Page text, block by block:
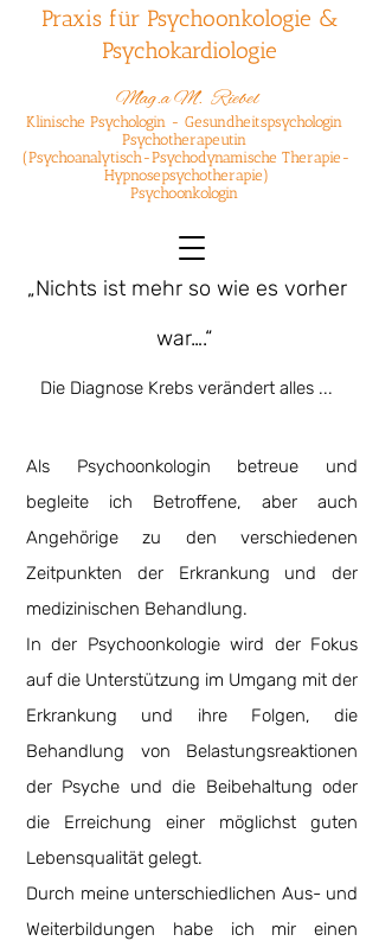
Praxis für Psychoonkologie &
Psychokardiologie
Mag.a M. ​Riebel​
Klinische Psychologin - Gesundheitspsychologin
Psychotherapeutin
(Psychoanalytisch-Psychodynamische Therapie-
Hypnosepsychotherapie)
Psychoonkologin
„Nichts ist mehr so wie es vorher
war….“
Die Diagnose Krebs verändert alles ...
Als Psychoonkologin betreue und
begleite ich Betroffene, aber auch
Angehörige zu den verschiedenen
Zeitpunkten der Erkrankung und der
medizinischen Behandlung.
In der Psychoonkologie wird der Fokus
auf die Unterstützung im Umgang mit der
Erkrankung und ihre Folgen, die
Behandlung von Belastungsreaktionen
der Psyche und die Beibehaltung oder
die Erreichung einer möglichst guten
Lebensqualität gelegt.
Durch meine unterschiedlichen Aus- und
Weiterbildungen habe ich mir einen